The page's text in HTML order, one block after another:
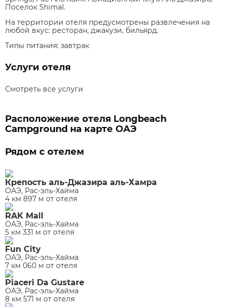
Поселок Shimal.
На территории отеля предусмотрены развлечения на
любой вкус: ресторан, джакузи, бильярд.
Типы питания: завтрак
Услуги отеля
Смотреть все услуги
Расположение отеля Longbeach
Campground на карте ОАЭ
Рядом с отелем
Крепость аль-Джазира аль-Хамра
ОАЭ, Рас-эль-Хайма
4 км 897 м от отеля
RAK Mall
ОАЭ, Рас-эль-Хайма
5 км 331 м от отеля
Fun City
ОАЭ, Рас-эль-Хайма
7 км 060 м от отеля
Piaceri Da Gustare
ОАЭ, Рас-эль-Хайма
8 км 571 м от отеля